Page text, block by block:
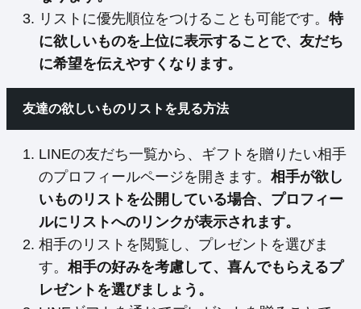
リストに優先順位をつけることも可能です。 特
に欲しいものを上位に表示することで、友だち
に希望を伝えやすくなります。
友達の欲しいものリストを見る方法
LINEの友だち一覧から、ギフトを贈りたい相手
のプロフィールページを開きます。 相手が欲し
いものリストを公開している場合、プロフィー
ルにリストへのリンクが表示されます。
相手のリストを閲覧し、プレゼントを選びま
す。 相手の好みを考慮して、喜んでもらえるプ
レゼントを選びましょう。